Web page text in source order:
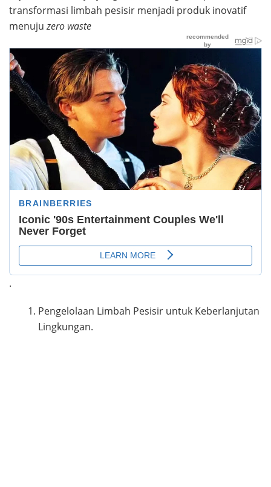
transformasi limbah pesisir menjadi produk inovatif
menujuzero waste
.
Pengelolaan Limbah Pesisir untuk Keberlanjutan
Lingkungan.